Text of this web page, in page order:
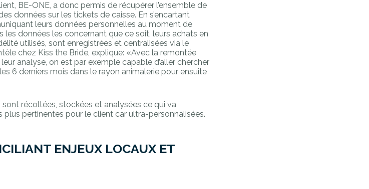
BE-ONE, a donc permis de récupérer l’ensemble de
données sur les tickets de caisse. En s’encartant
leurs données personnelles au moment de
les données les concernant que ce soit, leurs achats en
utilisés, sont enregistrées et centralisées via le
chez Kiss the Bride, explique: «Avec la remontée
analyse, on est par exemple capable d’aller chercher
6 derniers mois dans le rayon animalerie pour ensuite
récoltées, stockées et analysées ce qui va
pertinentes pour le client car ultra-personnalisées.
ENJEUX LOCAUX ET